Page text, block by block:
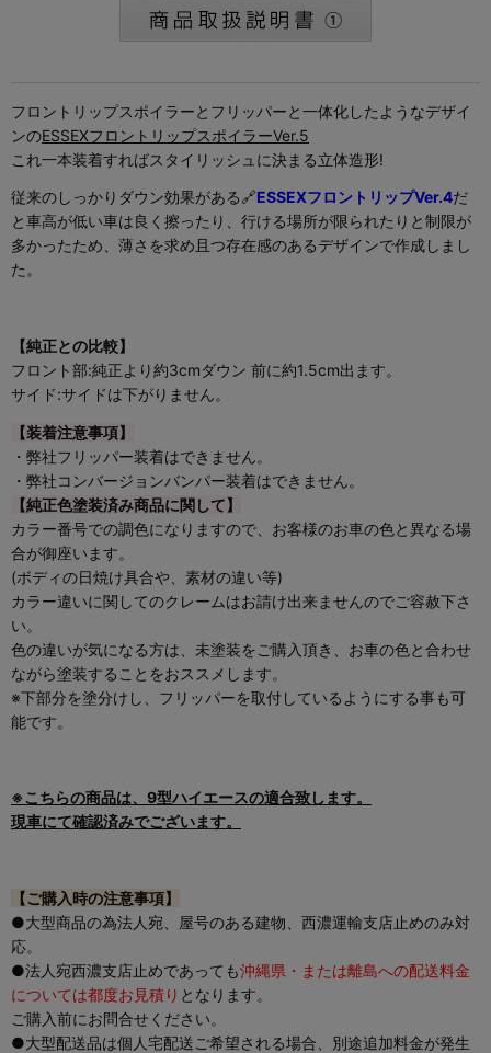
フロントリップスポイラーとフリッパーと一体化したようなデザイ
ンのESSEXフロントリップスポイラーVer.5
これ一本装着すればスタイリッシュに決まる立体造形!
従来のしっかりダウン効果がある🔗ESSEXフロントリップVer.4だ
と車高が低い車は良く擦ったり、行ける場所が限られたりと制限が
多かったため、薄さを求め且つ存在感のあるデザインで作成しまし
た。
【純正との比較】
フロント部:純正より約3cmダウン 前に約1.5cm出ます。
サイド:サイドは下がりません。
【装着注意事項】
・弊社フリッパー装着はできません。
・弊社コンバージョンバンパー装着はできません。
【純正色塗装済み商品に関して】
カラー番号での調色になりますので、お客様のお車の色と異なる場
合が御座います。
(ボディの日焼け具合や、素材の違い等)
カラー違いに関してのクレームはお請け出来ませんのでご容赦下さ
い。
色の違いが気になる方は、未塗装をご購入頂き、お車の色と合わせ
ながら塗装することをおススメします。
※下部分を塗分けし、フリッパーを取付しているようにする事も可
能です。
※こちらの商品は、9型ハイエースの適合致します。
現車にて確認済みでございます。
【ご購入時の注意事項】
●大型商品の為法人宛、屋号のある建物、西濃運輸支店止めのみ対
応。
●法人宛西濃支店止めであっても沖縄県・または離島への配送料金
については都度お見積り となります。
ご購入前にお問合せください。
●大型配送品は個人宅配送ご希望される場合、別途追加料金が発生